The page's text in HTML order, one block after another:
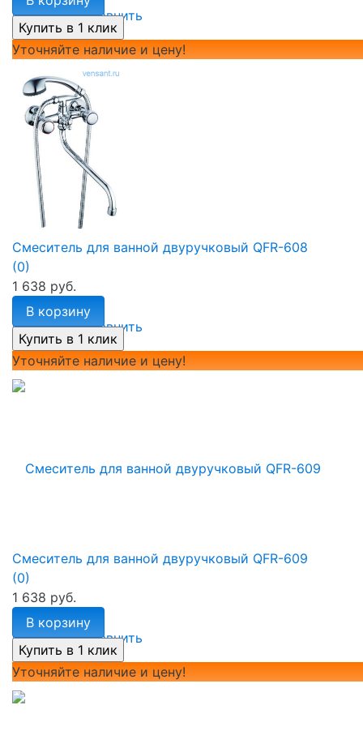
избранное сравнить
Уточняйте наличие и цену!
избранное сравнить
Смеситель для ванной двуручковый QFR-608
(0)
1 638 руб.
В корзину
Уточняйте наличие и цену!
избранное сравнить
Смеситель для ванной двуручковый QFR-609
(0)
1 638 руб.
В корзину
Уточняйте наличие и цену!